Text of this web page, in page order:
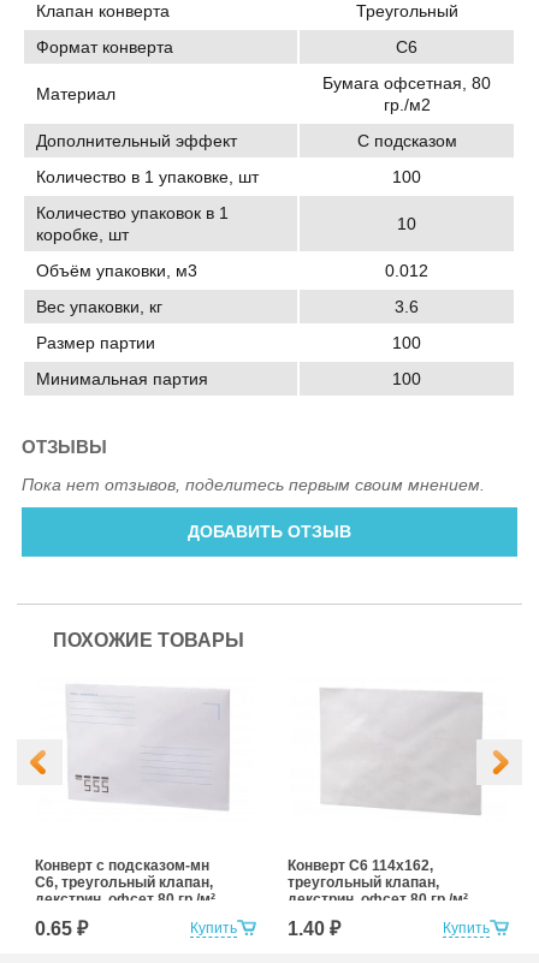
Клапан конверта
Треугольный
Формат конверта
C6
Материал
Бумага офсетная, 80
гр./м2
Дополнительный эффект
С подсказом
Количество в 1 упаковке, шт
100
Количество упаковок в 1
коробке, шт
10
Объём упаковки, м3
0.012
Вес упаковки, кг
3.6
Размер партии
100
Минимальная партия
100
ОТЗЫВЫ
Пока нет отзывов, поделитесь первым своим мнением.
ДОБАВИТЬ ОТЗЫВ
ПОХОЖИЕ ТОВАРЫ
Купить
Конверт с подсказом-мн
С6, треугольный клапан,
декстрин, офсет 80 гр./м²
0.65 ₽ Купить
Конверт С6 114x162,
треугольный клапан,
декстрин, офсет 80 гр./м²
1.40 ₽